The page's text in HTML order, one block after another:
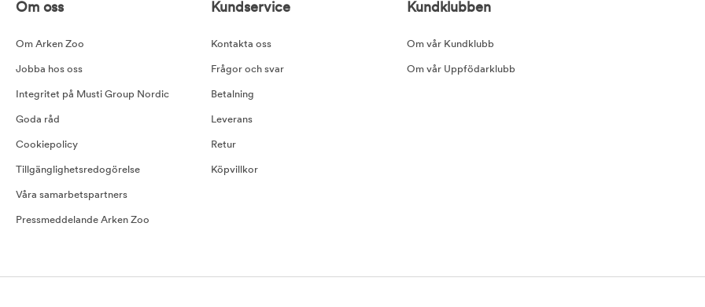
Om oss
Om Arken Zoo
Jobba hos oss
Integritet på Musti Group Nordic
Goda råd
Cookiepolicy
Tillgänglighetsredogörelse
Våra samarbetspartners
Pressmeddelande Arken Zoo
Kundservice
Kontakta oss
Frågor och svar
Betalning
Leverans
Retur
Köpvillkor
Kundklubben
Om vår Kundklubb
Om vår Uppfödarklubb